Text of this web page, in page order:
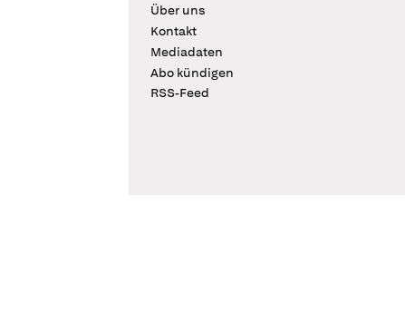
Über uns
Kontakt
Mediadaten
Abo kündigen
RSS-Feed